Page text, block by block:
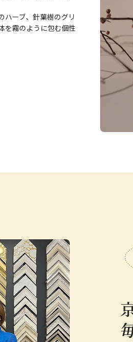
ハーブ、針葉樹のグリ
を霧のように包む個性